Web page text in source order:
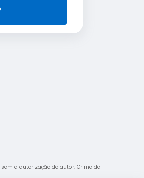
a autorização do autor. Crime de